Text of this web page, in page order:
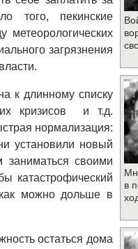
того, пекинские
метеорологических
загрязнения
к длинному списку
кризисов и т.д.
нормализация:
установили новый
заниматься своими
катастрофический
можно дольше в
остаться дома
в